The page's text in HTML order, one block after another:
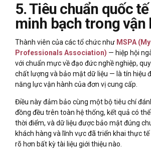
5. Tiêu chuẩn quốc
minh bạch trong vận
Thành viên của các tổ chức như MSPA
Professionals Association) — hiệp hội
với chuẩn mực về đạo đức nghề nghiệp,
chất lượng và bảo mật dữ liệu — là tín hiệu
năng lực vận hành của đơn vị cung cấp.
Điều này đảm bảo cùng một bộ tiêu chí
đồng đều trên toàn hệ thống, kết quả có
thời điểm, và dữ liệu được bảo mật đúng
khách hàng và lĩnh vực đã triển khai thực
rõ hơn bất kỳ tài liệu giới thiệu nào.